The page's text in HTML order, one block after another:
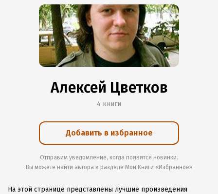
Алексей Цветков
4 книги
Добавить в избранное
Отправим уведомление, когда появятся новинки.
Вы можете найти автора в разделе Мои Книги «Избранное»
На этой странице представлены лучшие произведения